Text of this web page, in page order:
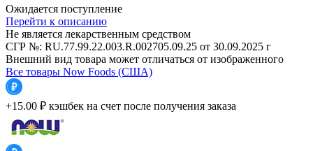
Ожидается поступление
Перейти к описанию
Не является лекарственным средством
СГР №: RU.77.99.22.003.R.002705.09.25 от 30.09.2025 г
Внешний вид товара может отличаться от изображенного
Все товары Now Foods (США)
+15.00 ₽ кэшбек на счет после получения заказа